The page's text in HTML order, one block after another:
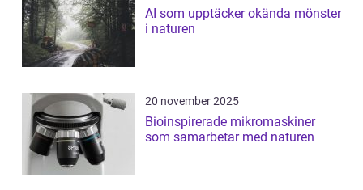
AI som upptäcker okända mönster
i naturen
20 november 2025
Bioinspirerade mikromaskiner
som samarbetar med naturen